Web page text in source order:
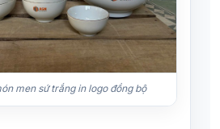
men sứ trắng in logo đồng bộ